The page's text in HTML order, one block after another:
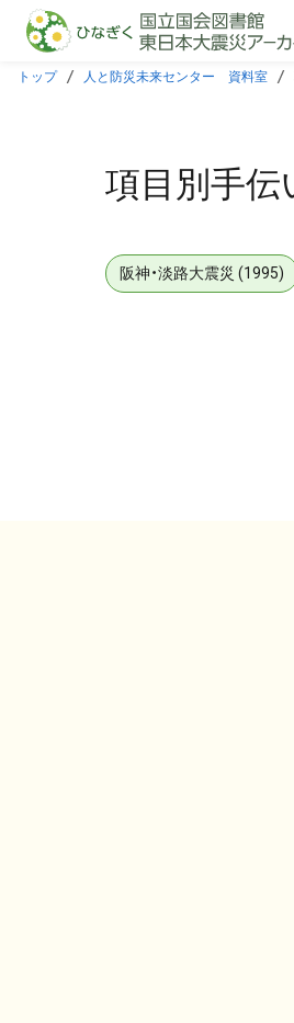
本文に飛ぶ
トップ 人と防災未来センター 資料室
項目別手伝
阪神・淡路大震災 (1995)